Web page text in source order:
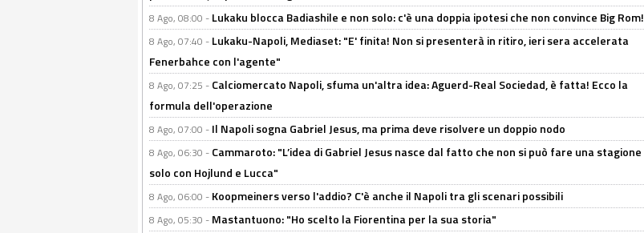
8 Ago, 08:00 - Lukaku blocca Badiashile e non solo: c'è una doppia ipotesi che non convince Big Rom!
8 Ago, 07:40 - Lukaku-Napoli, Mediaset: "E' finita! Non si presenterà in ritiro, ieri sera accelerata
Fenerbahce con l'agente"
8 Ago, 07:25 - Calciomercato Napoli, sfuma un'altra idea: Aguerd-Real Sociedad, è fatta! Ecco la
formula dell'operazione
8 Ago, 07:00 - Il Napoli sogna Gabriel Jesus, ma prima deve risolvere un doppio nodo
8 Ago, 06:30 - Cammaroto: "L’idea di Gabriel Jesus nasce dal fatto che non si può fare una stagione
solo con Hojlund e Lucca"
8 Ago, 06:00 - Koopmeiners verso l'addio? C'è anche il Napoli tra gli scenari possibili
8 Ago, 05:30 - Mastantuono: "Ho scelto la Fiorentina per la sua storia"